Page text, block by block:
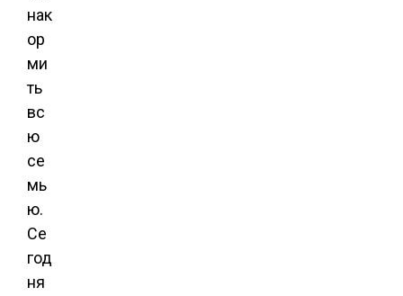
нак
ор
ми
ть
вс
ю
се
мь
ю.
Се
год
ня